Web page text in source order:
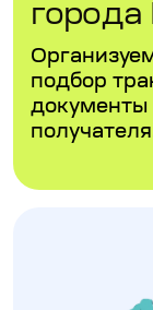
города
подбор
документы